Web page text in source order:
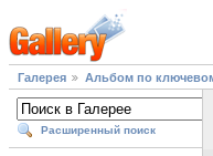
Галерея Альбом по
Расширенный поиск